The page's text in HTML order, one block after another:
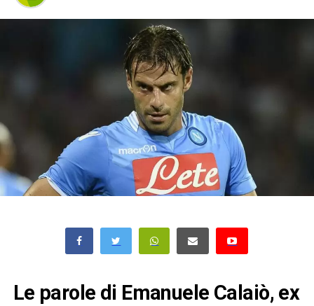
Le parole di Emanuele Calaiò, ex